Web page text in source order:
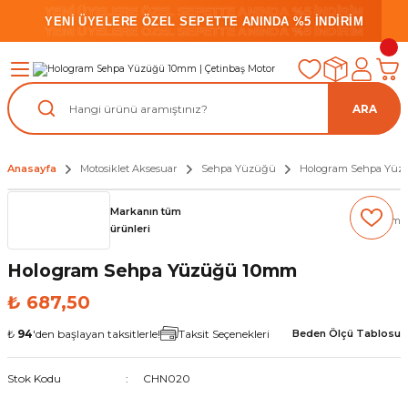
YENİ ÜYELERE ÖZEL SEPETTE ANINDA %5 İNDİRİM
YENİ ÜYELERE ÖZEL SEPETTE ANINDA %5 İNDİRİM
YENİ ÜYELERE ÖZEL SEPETTE ANINDA %5 İNDİRİM
ARA
Anasayfa Motosiklet Aksesuar Sehpa Yüzüğü Hologram Sehpa
Markanın tüm
ürünleri
(0) Yorum
Hologram Sehpa Yüzüğü 10mm
₺ 687,50
₺ 94'den başlayan taksitlerle! Taksit Seçenekleri Beden Ölçü Tablosu
Stok Kodu CHN020